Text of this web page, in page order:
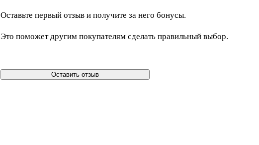
Оставьте первый отзыв и получите за него бонусы.
Это поможет другим покупателям сделать правильный выбор.
Оставить отзыв